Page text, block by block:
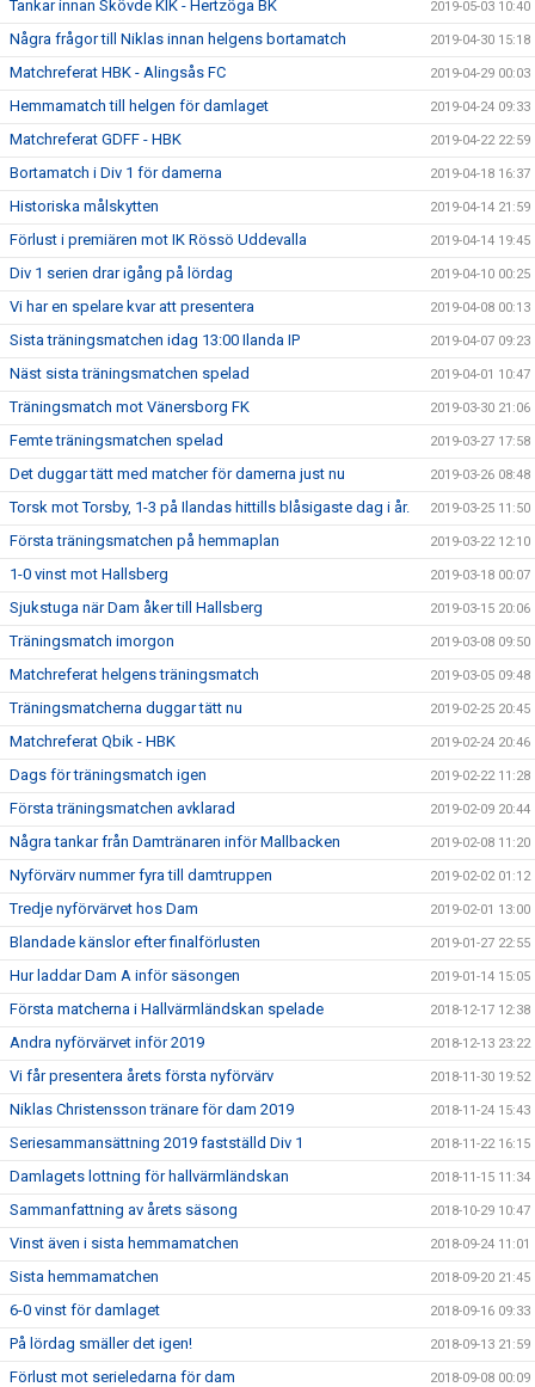
Tankar innan Skövde KIK - Hertzöga BK 2019-05-03 10:40
Några frågor till Niklas innan helgens bortamatch 2019-04-30 15:18
Matchreferat HBK - Alingsås FC 2019-04-29 00:03
Hemmamatch till helgen för damlaget 2019-04-24 09:33
Matchreferat GDFF - HBK 2019-04-22 22:59
Bortamatch i Div 1 för damerna 2019-04-18 16:37
Historiska målskytten 2019-04-14 21:59
Förlust i premiären mot IK Rössö Uddevalla 2019-04-14 19:45
Div 1 serien drar igång på lördag 2019-04-10 00:25
Vi har en spelare kvar att presentera 2019-04-08 00:13
Sista träningsmatchen idag 13:00 Ilanda IP 2019-04-07 09:23
Näst sista träningsmatchen spelad 2019-04-01 10:47
Träningsmatch mot Vänersborg FK 2019-03-30 21:06
Femte träningsmatchen spelad 2019-03-27 17:58
Det duggar tätt med matcher för damerna just nu 2019-03-26 08:48
Torsk mot Torsby, 1-3 på Ilandas hittills blåsigaste dag i år. 2019-03-25 11:50
Första träningsmatchen på hemmaplan 2019-03-22 12:10
1-0 vinst mot Hallsberg 2019-03-18 00:07
Sjukstuga när Dam åker till Hallsberg 2019-03-15 20:06
Träningsmatch imorgon 2019-03-08 09:50
Matchreferat helgens träningsmatch 2019-03-05 09:48
Träningsmatcherna duggar tätt nu 2019-02-25 20:45
Matchreferat Qbik - HBK 2019-02-24 20:46
Dags för träningsmatch igen 2019-02-22 11:28
Första träningsmatchen avklarad 2019-02-09 20:44
Några tankar från Damtränaren inför Mallbacken 2019-02-08 11:20
Nyförvärv nummer fyra till damtruppen 2019-02-02 01:12
Tredje nyförvärvet hos Dam 2019-02-01 13:00
Blandade känslor efter finalförlusten 2019-01-27 22:55
Hur laddar Dam A inför säsongen 2019-01-14 15:05
Första matcherna i Hallvärmländskan spelade 2018-12-17 12:38
Andra nyförvärvet inför 2019 2018-12-13 23:22
Vi får presentera årets första nyförvärv 2018-11-30 19:52
Niklas Christensson tränare för dam 2019 2018-11-24 15:43
Seriesammansättning 2019 fastställd Div 1 2018-11-22 16:15
Damlagets lottning för hallvärmländskan 2018-11-15 11:34
Sammanfattning av årets säsong 2018-10-29 10:47
Vinst även i sista hemmamatchen 2018-09-24 11:01
Sista hemmamatchen 2018-09-20 21:45
6-0 vinst för damlaget 2018-09-16 09:33
På lördag smäller det igen! 2018-09-13 21:59
Förlust mot serieledarna för dam 2018-09-08 00:09